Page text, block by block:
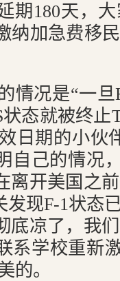
期180天，
纳加急费移
情况是“一
态就被终止
日期的小伙
自己的情况
离开美国之
发现F-1状态
底凉了，我
系学校重新
的。